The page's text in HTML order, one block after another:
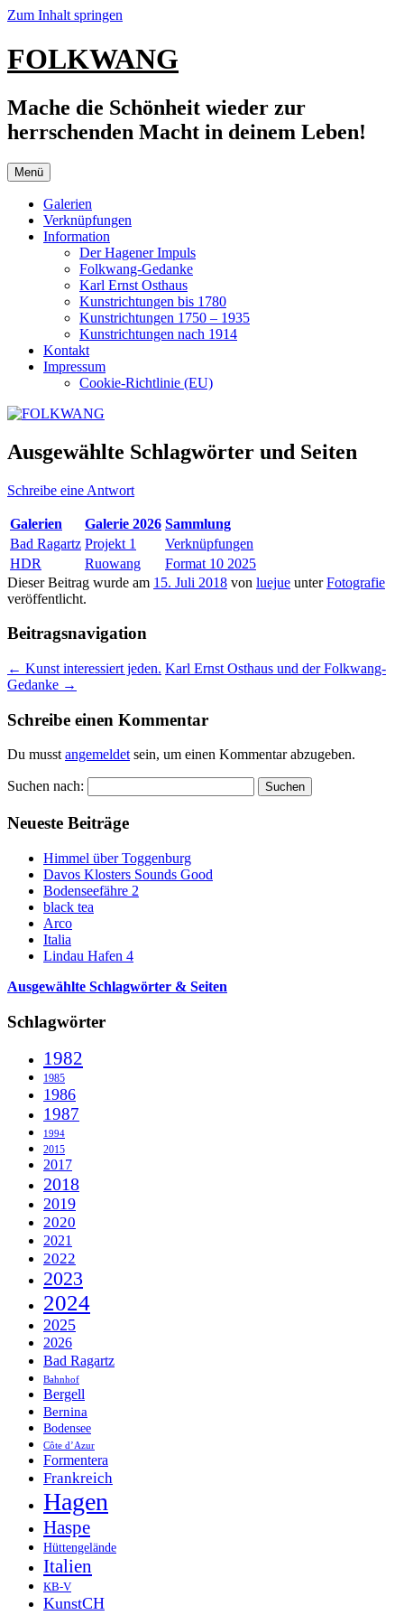
Zum Inhalt springen
FOLKWANG
Mache die Schönheit wieder zur
herrschenden Macht in deinem Leben!
Menü
Galerien
Verknüpfungen
Information
Der Hagener Impuls
Folkwang-Gedanke
Karl Ernst Osthaus
Kunstrichtungen bis 1780
Kunstrichtungen 1750 – 1935
Kunstrichtungen nach 1914
Kontakt
Impressum
Cookie-Richtlinie (EU)
Ausgewählte Schlagwörter und Seiten
Schreibe eine Antwort
Galerien Galerie 2026 Sammlung
Bad Ragartz Projekt 1
Verknüpfungen
HDR
Ruowang
Format 10 2025
Dieser Beitrag wurde am 15. Juli 2018 von luejue unterFotografie
veröffentlicht.
Beitragsnavigation
← Kunst interessiert jeden. Karl Ernst Osthaus und der Folkwang-
Gedanke →
Schreibe einen Kommentar
Du musstangemeldetsein, um einen Kommentar abzugeben.
Suchen nach:
Neueste Beiträge
Himmel über Toggenburg
Davos Klosters Sounds Good
Bodenseefähre 2
black tea
Arco
Italia
Lindau Hafen 4
Ausgewählte Schlagwörter & Seiten
Schlagwörter
1982
1985
1986
1987
1994
2015
2017
2018
2019
2020
2021
2022
2023
2024
2025
2026
Bad Ragartz
Bahnhof
Bergell
Bernina
Bodensee
Côte d’Azur
Formentera
Frankreich
Hagen
Haspe
Hüttengelände
Italien
KB-V
KunstCH